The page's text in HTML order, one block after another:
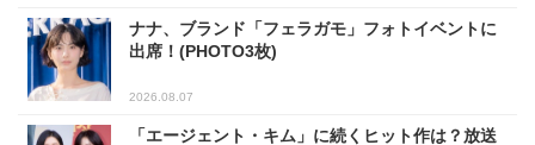
ナナ、ブランド「フェラガモ」フォトイベントに
出席！(PHOTO3枚)
2026.08.07
「エージェント・キム」に続くヒット作は？放送